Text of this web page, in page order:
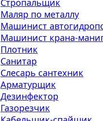
Стропальщик
Маляр по металлу
Машинист
Машинист крана-
Плотник
Санитар
Слесарь сантехник
Арматурщик
Дезинфектор
Газорезчик